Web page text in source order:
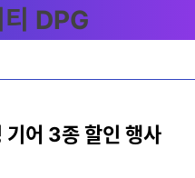
기어 3종 할인 행사